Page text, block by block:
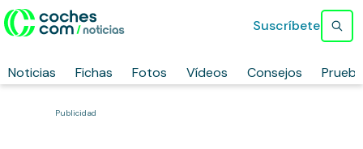
Noticias Fichas Fotos Vídeos Consejos
Suscríbete
Publicidad